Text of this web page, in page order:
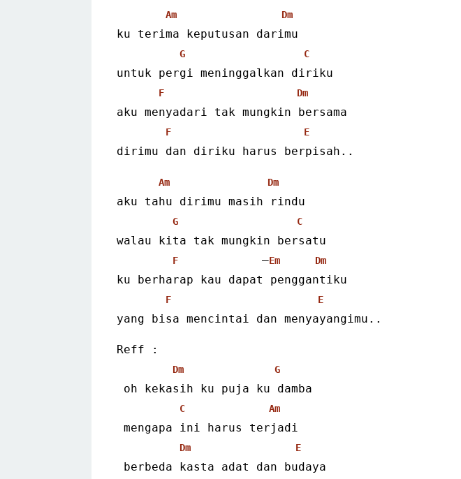
Am Dm
ku terima keputusan darimu
G C
untuk pergi meninggalkan diriku
F Dm
aku menyadari tak mungkin bersama
F E
dirimu dan diriku harus berpisah..
Am Dm
aku tahu dirimu masih rindu
G C
walau kita tak mungkin bersatu
F
            –
Em Dm
ku berharap kau dapat penggantiku
F E
yang bisa mencintai dan menyayangimu..
Reff :
Dm G
oh kekasih ku puja ku damba
C Am
mengapa ini harus terjadi
Dm E
berbeda kasta adat dan budaya